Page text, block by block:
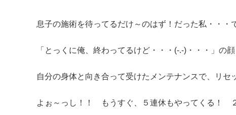
息子の施術を待ってるだけ～のはず！だった私・・・
「とっくに俺、終わってるけど・・・(-.-)・・・」の
自分の身体と向き合って受けたメンテナンスで、リセ
よぉ～っし！！ もうすぐ、５連休もやってくる！